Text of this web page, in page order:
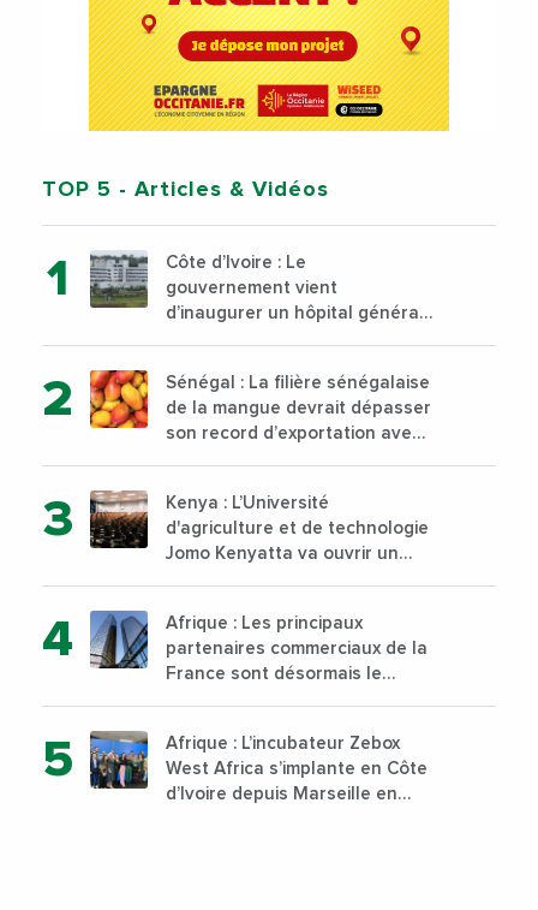
TOP 5 - Articles & Vidéos
Côte d’Ivoire : Le
gouvernement vient
d’inaugurer un hôpital général
Sénégal : La filière sénégalaise
de la mangue devrait dépasser
son record d’exportation avec
Kenya : L’Université
d'agriculture et de technologie
Jomo Kenyatta va ouvrir un
sur son campus de Karen à
Nairobi dès janvier 2023
Afrique : Les principaux
partenaires commerciaux de la
France sont désormais le
Afrique : L’incubateur Zebox
West Africa s’implante en Côte
d’Ivoire depuis Marseille en